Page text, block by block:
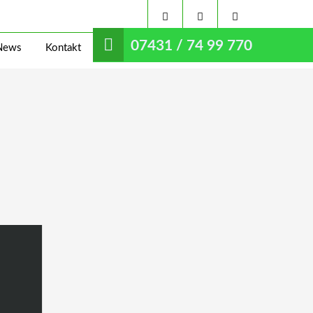
07431 / 74 99 770
Kontakt